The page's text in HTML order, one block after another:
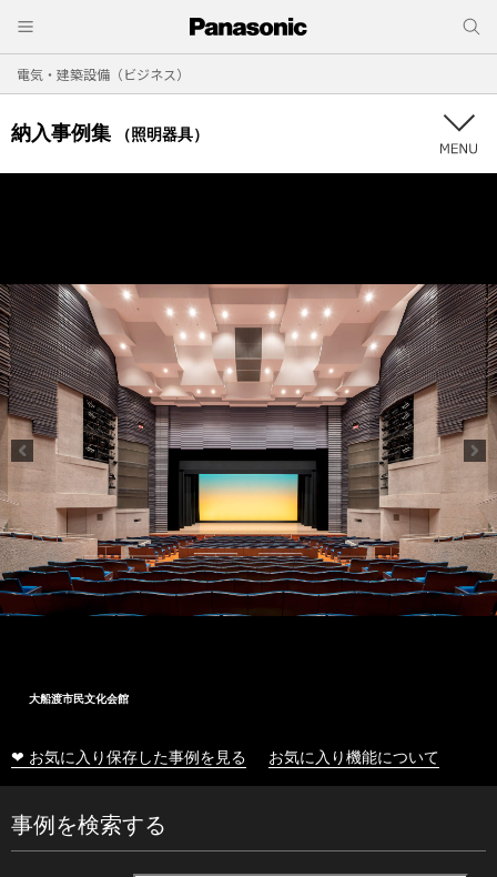
電気・建築設備（ビジネス）
納入事例集 （照明器具）
大船渡市民文化会館
❤ お気に入り保存した事例を見る お気に入り機能について
事例を検索する